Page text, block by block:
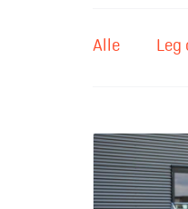
Alle Leg
5 grunde til